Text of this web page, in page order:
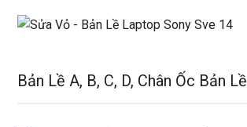
Bản Lề A, B, C, D, Chân Ốc Bản Lề